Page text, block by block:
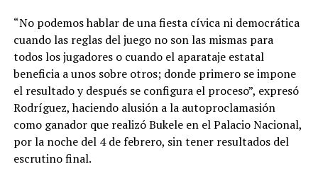
“No podemos hablar de una fiesta cívica ni democrática
cuando las reglas del juego no son las mismas para
todos los jugadores o cuando el aparataje estatal
beneficia a unos sobre otros; donde primero se impone
el resultado y después se configura el proceso”, expresó
Rodríguez, haciendo alusión a la autoproclamasión
como ganador que realizó Bukele en el Palacio Nacional,
por la noche del 4 de febrero, sin tener resultados del
escrutino final.